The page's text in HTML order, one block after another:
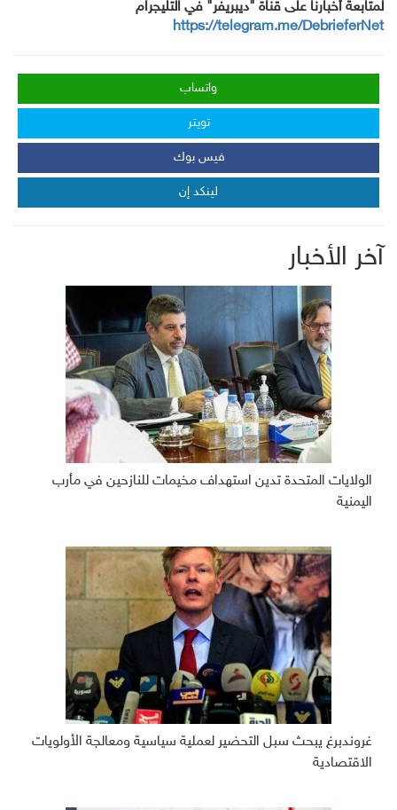
لمتابعة أخبارنا على قناة "ديبريفر" في التليجرام
https://telegram.me/DebrieferNet
واتساب
تويتر
فيس بوك
لينكد إن
آخر الأخبار
الولايات المتحدة تدين استهداف مخيمات للنازحين في مأرب
اليمنية
غروندبرغ يبحث سبل التحضير لعملية سياسية ومعالجة الأولويات
الاقتصادية